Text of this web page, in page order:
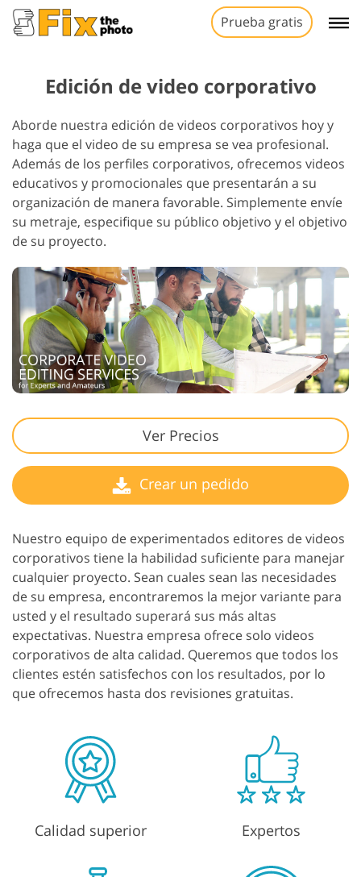
Prueba gratis
Edición de video corporativo
Aborde nuestra edición de videos corporativos hoy y
haga que el video de su empresa se vea profesional.
Además de los perfiles corporativos, ofrecemos videos
educativos y promocionales que presentarán a su
organización de manera favorable. Simplemente envíe
su metraje, especifique su público objetivo y el objetivo
de su proyecto.
Ver Precios
Crear un pedido
Nuestro equipo de experimentados editores de videos
corporativos tiene la habilidad suficiente para manejar
cualquier proyecto. Sean cuales sean las necesidades
de su empresa, encontraremos la mejor variante para
usted y el resultado superará sus más altas
expectativas. Nuestra empresa ofrece solo videos
corporativos de alta calidad. Queremos que todos los
clientes estén satisfechos con los resultados, por lo
que ofrecemos hasta dos revisiones gratuitas.
Calidad superior Expertos